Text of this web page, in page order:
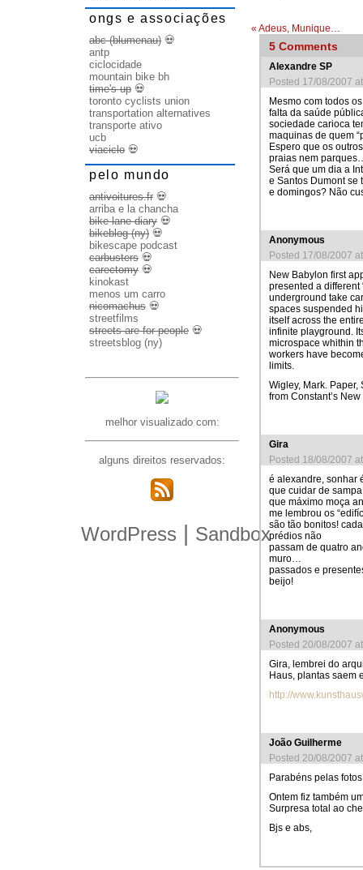
« Adeus, Munique…
5 Comments
Alexandre SP
Posted 17/08/2007
Mesmo com todos
falta da saúde
sociedade carioca
maquinas de quem
Espero que os
praias nem
Será que um dia a
e Santos Dumont se
e domingos? Não
Anonymous
Posted 17/08/2007
New Babylon first
presented a different
underground take
spaces suspended
itself across the
infinite playground.
microspace whithin
workers have
limits.
Wigley, Mark. Paper,
from Constant’s
Gira
Posted 18/08/2007
é alexandre, sonhar
que cuidar de
que máximo moça
me lembrou os
são tão bonitos!
prédios não
passam de quatro
muro…
passados e
beijo!
Anonymous
Posted 20/08/2007
Gira, lembrei do
Haus, plantas saem
http://
João Guilherme
Posted 20/08/2007
Parabéns pelas
Ontem fiz também
Surpresa total ao
Bjs e abs,
ongs e associações
abc (blumenau) 💀
antp
ciclocidade
mountain bike bh
time's up 💀
toronto cyclists union
transportation alternatives
transporte ativo
ucb
viaciclo 💀
pelo mundo
antivoitures.fr 💀
arriba e la chancha
bike lane diary 💀
bikeblog (ny) 💀
bikescape podcast
carbusters 💀
carectomy 💀
kinokast
menos um carro
nicomachus 💀
streetfilms
streets are for people 💀
streetsblog (ny)
melhor visualizado com:
alguns direitos reservados:
WordPress Sandbox